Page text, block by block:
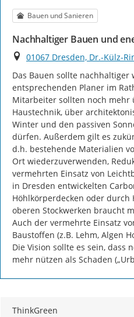
Kategorie
Bauen und Sanieren
Nachhaltiger Bauen und
Ort
01067 Dresden, Dr.-Külz-
Das Bauen sollte
entsprechenden Planer im
Mitarbeiter sollten noch mehr
Haustechnik, über
Winter und den passiven
dürfen. Außerdem gilt es
d.h. bestehende Materialien
Ort wiederzuverwenden,
vermehrten Einsatz von
in Dresden entwickelten
Höhlkörperdecken oder durch
oberen Stockwerken braucht
Auch der vermehrte Einsatz
Baustoffen (z.B. Lehm, Algen
Die Vision sollte es sein, dass
mehr nützen als Schaden
ThinkGreen